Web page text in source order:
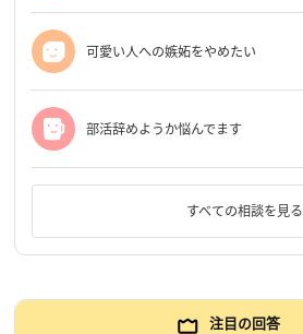
可愛い人への嫉妬をやめたい
部活辞めようか悩んでます
すべての相談を見る
注目の回答